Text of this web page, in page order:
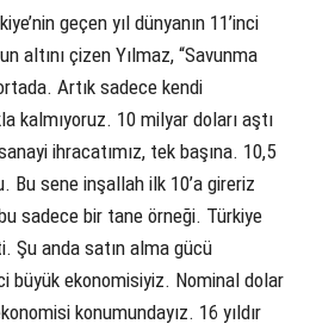
geçen yıl dünyanın 11’inci
altını çizen Yılmaz, “Savunma
Artık sadece kendi
kalmıyoruz. 10 milyar doları aştı
ihracatımız, tek başına. 10,5
Bu sene inşallah ilk 10’a gireriz
sadece bir tane örneği. Türkiye
Şu anda satın alma gücü
büyük ekonomisiyiz. Nominal dolar
konumundayız. 16 yıldır